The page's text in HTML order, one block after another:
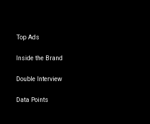
Top Ads
Inside the Brand
Double Interview
Data Points